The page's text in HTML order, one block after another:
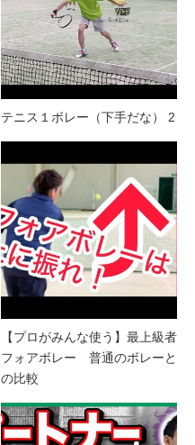
テニス１ボレー（下手だな） 2
【プロがみんな使う】最上級者
フォアボレー 普通のボレーと
の比較